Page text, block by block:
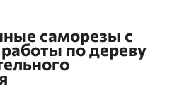
саморезы с
по дереву